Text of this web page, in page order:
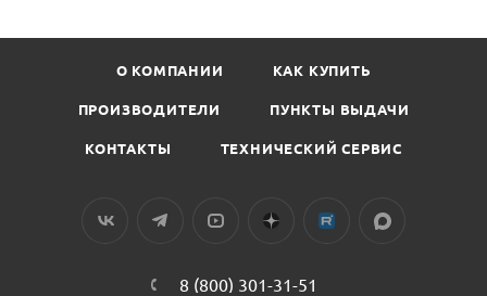
О КОМПАНИИ КАК КУПИТЬ
ПРОИЗВОДИТЕЛИ ПУНКТЫ ВЫДАЧИ
КОНТАКТЫ ТЕХНИЧЕСКИЙ СЕРВИС
8 (800) 301-31-51